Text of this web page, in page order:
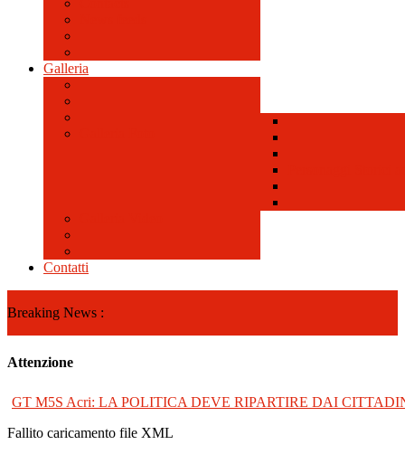
Galleria
Contatti
Breaking News :
GT M5S Acri: LA POLITICA DEVE RIPARTIRE DAI
Attenzione
Fallito caricamento file XML